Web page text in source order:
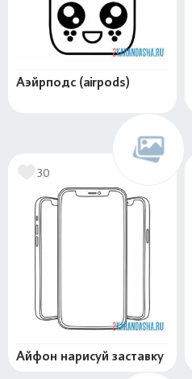
Аэйрподс (airpods)
30
Айфон нарисуй заставку